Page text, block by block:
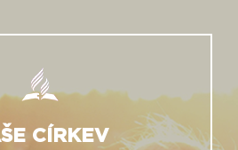
CÍRKEV